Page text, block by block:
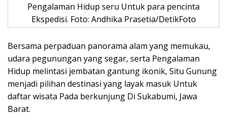
Pengalaman Hidup seru Untuk para pencinta
Ekspedisi. Foto: Andhika Prasetia/DetikFoto
Bersama perpaduan panorama alam yang memukau,
udara pegunungan yang segar, serta Pengalaman
Hidup melintasi jembatan gantung ikonik, Situ Gunung
menjadi pilihan destinasi yang layak masuk Untuk
daftar wisata Pada berkunjung Di Sukabumi, Jawa
Barat.